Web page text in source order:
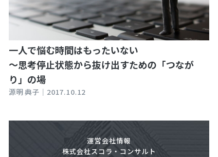
一人で悩む時間はもったいない
～思考停止状態から抜け出すための「つなが
り」の場
源明 典子｜ 2017.10.12
運営会社情報
株式会社スコラ・コンサルト